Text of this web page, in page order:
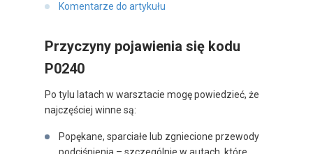
Komentarze do artykułu
Przyczyny pojawienia się kodu
P0240
Po tylu latach w warsztacie mogę powiedzieć, że
najczęściej winne są:
Popękane, sparciałe lub zgniecione przewody